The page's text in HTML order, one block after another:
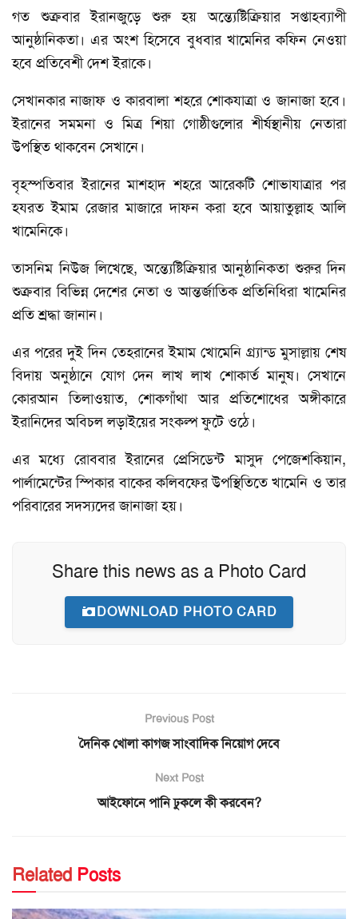
গত শুক্রবার ইরানজুড়ে শুরু হয় অন্ত্যেষ্টিক্রিয়ার সপ্তাহব্যাপী
আনুষ্ঠানিকতা। এর অংশ হিসেবে বুধবার খামেনির কফিন নেওয়া
হবে প্রতিবেশী দেশ ইরাকে।
সেখানকার নাজাফ ও কারবালা শহরে শোকযাত্রা ও জানাজা হবে।
ইরানের সমমনা ও মিত্র শিয়া গোষ্ঠীগুলোর শীর্ষস্থানীয় নেতারা
উপস্থিত থাকবেন সেখানে।
বৃহস্পতিবার ইরানের মাশহাদ শহরে আরেকটি শোভাযাত্রার পর
হযরত ইমাম রেজার মাজারে দাফন করা হবে আয়াতুল্লাহ আলি
খামেনিকে।
তাসনিম নিউজ লিখেছে, অন্ত্যেষ্টিক্রিয়ার আনুষ্ঠানিকতা শুরুর দিন
শুক্রবার বিভিন্ন দেশের নেতা ও আন্তর্জাতিক প্রতিনিধিরা খামেনির
প্রতি শ্রদ্ধা জানান।
এর পরের দুই দিন তেহরানের ইমাম খোমেনি গ্র্যান্ড মুসাল্লায় শেষ
বিদায় অনুষ্ঠানে যোগ দেন লাখ লাখ শোকার্ত মানুষ। সেখানে
কোরআন তিলাওয়াত, শোকগাঁথা আর প্রতিশোধের অঙ্গীকারে
ইরানিদের অবিচল লড়াইয়ের সংকল্প ফুটে ওঠে।
এর মধ্যে রোববার ইরানের প্রেসিডেন্ট মাসুদ পেজেশকিয়ান,
পার্লামেন্টের স্পিকার বাকের কলিবফের উপস্থিতিতে খামেনি ও তার
পরিবারের সদস্যদের জানাজা হয়।
Share this news as a Photo Card
DOWNLOAD PHOTO CARD
Previous Post
দৈনিক খোলা কাগজ সাংবাদিক নিয়োগ দেবে
Next Post
আইফোনে পানি ঢুকলে কী করবেন?
Related Posts